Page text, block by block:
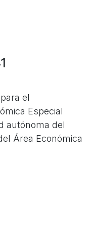
el
Especial
autónoma del
Área Económica